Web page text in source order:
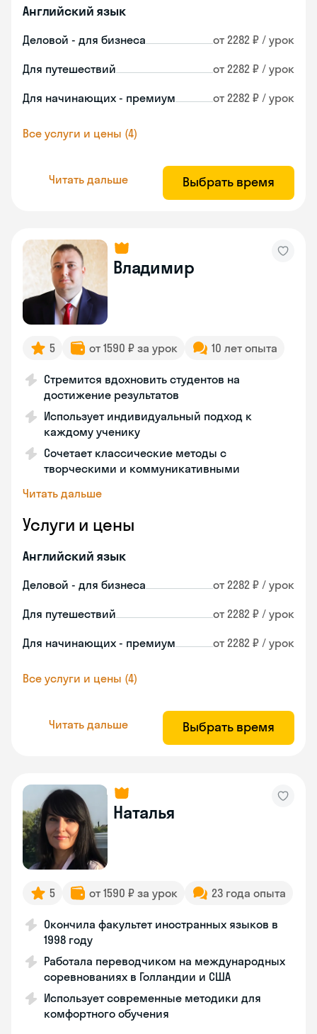
Английский язык
Деловой - для бизнеса от 2282 ₽ / урок
Для путешествий от 2282 ₽ / урок
Для начинающих - премиум от 2282 ₽ / урок
Все услуги и цены (4)
Читать дальше Выбрать время
Владимир
5 от 1590 ₽ за урок 10 лет опыта
Стремится вдохновить студентов на
достижение результатов
Использует индивидуальный подход к
каждому ученику
Сочетает классические методы с
творческими и коммуникативными
Читать дальше
Услуги и цены
Английский язык
Деловой - для бизнеса от 2282 ₽ / урок
Для путешествий от 2282 ₽ / урок
Для начинающих - премиум от 2282 ₽ / урок
Все услуги и цены (4)
Читать дальше Выбрать время
Наталья
5 от 1590 ₽ за урок 23 года опыта
Окончила факультет иностранных языков в
1998 году
Работала переводчиком на международных
соревнованиях в Голландии и США
Использует современные методики для
комфортного обучения